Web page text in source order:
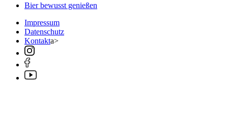
Bier bewusst genießen
Impressum
Datenschutz
Kontakta>